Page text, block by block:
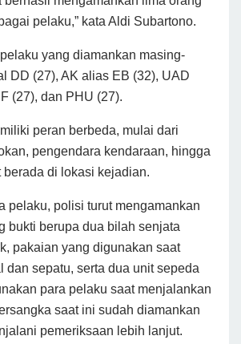
pelaku,” kata Aldi Subartono.
yang diamankan masing-
DD (27), AK alias EB (32), UAD
(27), dan PHU (27).
peran berbeda, mulai dari
pengendara kendaraan, hingga
berada di lokasi kejadian.
pelaku, polisi turut mengamankan
bukti berupa dua bilah senjata
pakaian yang digunakan saat
dan sepatu, serta dua unit sepeda
para pelaku saat menjalankan
saat ini sudah diamankan
pemeriksaan lebih lanjut.